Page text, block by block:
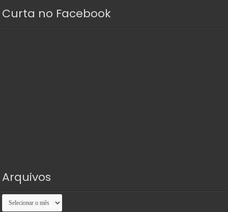
Curta no Facebook
Arquivos
Arquivos